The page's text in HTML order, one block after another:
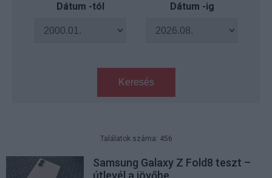
Dátum -tól Dátum -ig
Keresés
Találatok száma: 456
Samsung Galaxy Z Fold8 teszt –
útlevél a jövőbe